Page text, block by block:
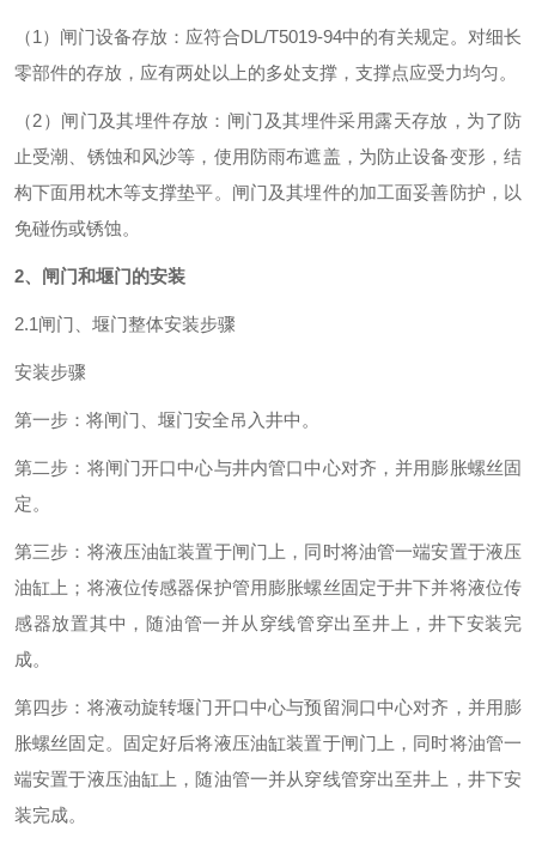
（1）闸门设备存放：应符合DL/T5019-94中的有关规定。对细长
零部件的存放，应有两处以上的多处支撑，支撑点应受力均匀。
（2）闸门及其埋件存放：闸门及其埋件采用露天存放，为了防
止受潮、锈蚀和风沙等，使用防雨布遮盖，为防止设备变形，结
构下面用枕木等支撑垫平。闸门及其埋件的加工面妥善防护，以
免碰伤或锈蚀。
2、闸门和堰门的安装
2.1闸门、堰门整体安装步骤
安装步骤
第一步：将闸门、堰门安全吊入井中。
第二步：将闸门开口中心与井内管口中心对齐，并用膨胀螺丝固
定。
第三步：将液压油缸装置于闸门上，同时将油管一端安置于液压
油缸上；将液位传感器保护管用膨胀螺丝固定于井下并将液位传
感器放置其中，随油管一并从穿线管穿出至井上，井下安装完
成。
第四步：将液动旋转堰门开口中心与预留洞口中心对齐，并用膨
胀螺丝固定。固定好后将液压油缸装置于闸门上，同时将油管一
端安置于液压油缸上，随油管一并从穿线管穿出至井上，井下安
装完成。